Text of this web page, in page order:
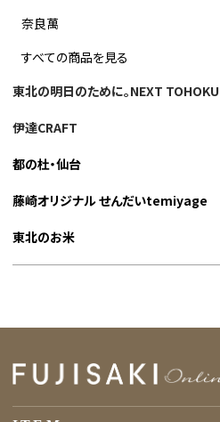
奈良萬
すべての商品を見る
東北の明日のために。NEXT TOHOKU
伊達CRAFT
都の杜・仙台
藤崎オリジナル せんだいtemiyage
東北のお米